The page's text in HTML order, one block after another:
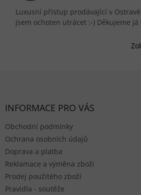
Luxusní přístup prodávající v
jsem ochoten utrácet :-) Děkujeme já
INFORMACE PRO VÁS
Obchodní podmínky
Ochrana osobních údajů
Doprava a platba
Reklamace a výměna zboží
Prodej použitého zboží
Pravidla - soutěže